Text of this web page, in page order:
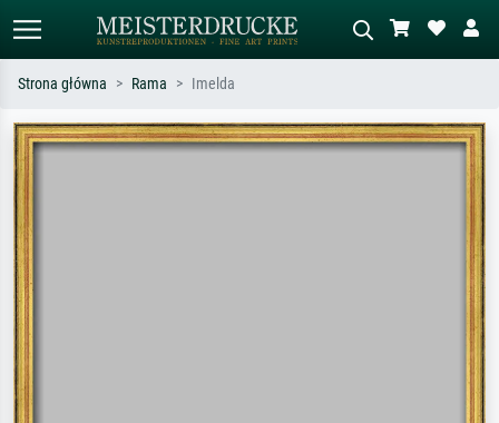
Wyszukiwanie standardowe Wyszukiwanie obrazów AI
Szukaj wg artysty, tytułu lub stylu – np.
Strona główna Rama Imelda